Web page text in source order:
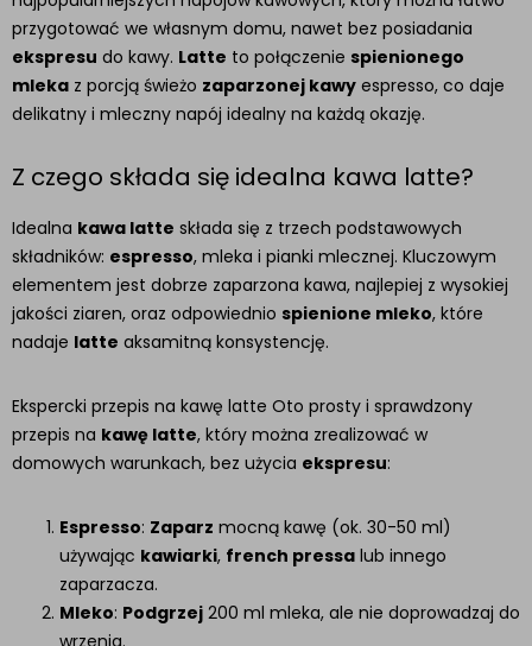
przygotować we własnym domu, nawet bez posiadania
ekspresu do kawy. Latte to połączenie spienionego
mleka z porcją świeżo zaparzonej kawy espresso, co daje
delikatny i mleczny napój idealny na każdą okazję.
Z czego składa się idealna kawa latte?
Idealna kawa latte składa się z trzech podstawowych
składników: espresso, mleka i pianki mlecznej. Kluczowym
elementem jest dobrze zaparzona kawa, najlepiej z wysokiej
jakości ziaren, oraz odpowiednio spienione mleko, które
nadaje latte aksamitną konsystencję.
Ekspercki przepis na kawę latte Oto prosty i sprawdzony
przepis na kawę latte, który można zrealizować w
domowych warunkach, bez użycia ekspresu:
Espresso: Zaparz mocną kawę (ok. 30-50 ml)
używając kawiarki, french pressa lub innego
zaparzacza.
Mleko: Podgrzej 200 ml mleka, ale nie doprowadzaj do
wrzenia.